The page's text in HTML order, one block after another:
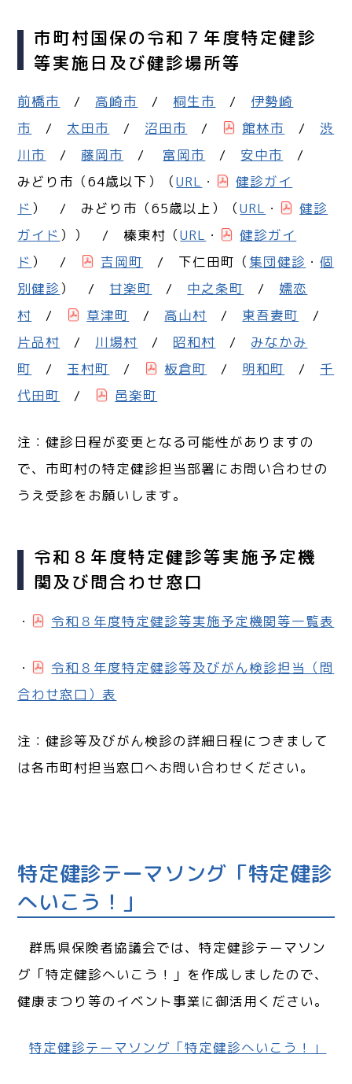
市町村国保の令和７年度特定健診
等実施日及び健診場所等
前橋市 / 高崎市 / 桐生市 / 伊勢崎
市
/ 太田市 / 沼田市 / 館林市 / 渋
川市
/ 藤岡市 / 富岡市 / 安中市
/
みどり市（64歳以下）（URL ・
健診ガイ
ド ） / みどり市（65歳以上）（URL ・
健診
ガイド ）） / 榛東村（URL ・
健診ガイ
ド ） / 吉岡町 / 下仁田町（ 集団健診 ・個
別健診） / 甘楽町 / 中之条町 / 嬬恋
村 / 草津町 / 高山村 / 東吾妻町 /
片品村 / 川場村 / 昭和村 / みなかみ
町
/ 玉村町 / 板倉町 / 明和町 / 千
代田町
/ 邑楽町
注：健診日程が変更となる可能性がありますの
で、市町村の特定健診担当部署にお問い合わせの
うえ受診をお願いします。
令和８年度特定健診等実施予定機
関及び問合わせ窓口
・ 令和８年度特定健診等実施予定機関等一覧表
・
令和８年度特定健診等及びがん検診担当（問
合わせ窓口）表
注：健診等及びがん検診の詳細日程につきまして
は各市町村担当窓口へお問い合わせください。
特定健診テーマソング「特定健診
へいこう！」
群馬県保険者協議会では、特定健診テーマソン
グ「特定健診へいこう！」を作成しましたので、
健康まつり等のイベント事業に御活用ください。
特定健診テーマソング「特定健診へいこう！」